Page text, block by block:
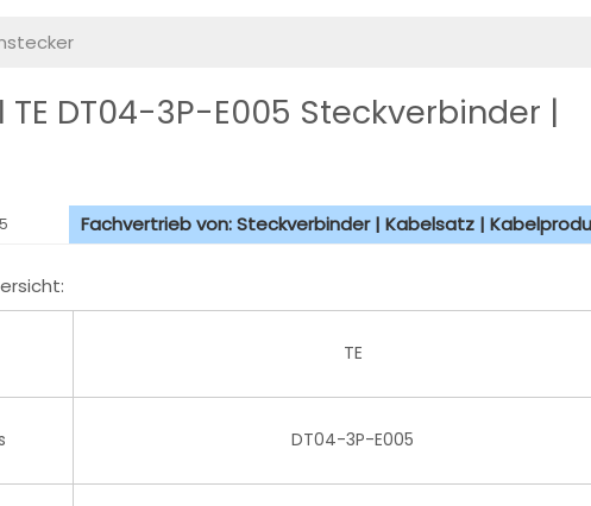
DT04-3P-E005 Steckverbinder |
Fachvertrieb von: Steckverbinder | Kabelsatz |
TE
DT04-3P-E005